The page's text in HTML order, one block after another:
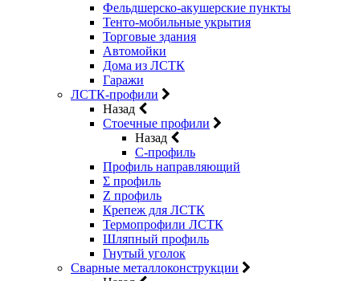
Фельдшерско-акушерские пункты
Тенто-мобильные укрытия
Торговые здания
Автомойки
Дома из ЛСТК
Гаражи
ЛСТК-профили
Назад
Стоечные профили
Назад
C-профиль
Профиль направляющий
Σ профиль
Z профиль
Крепеж для ЛСТК
Термопрофили ЛСТК
Шляпный профиль
Гнутый уголок
Сварные металлоконструкции